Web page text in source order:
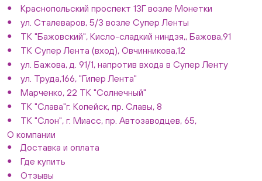
Краснопольский проспект 13Г возле Монетки
ул. Сталеваров, 5/3 возле Супер Ленты
ТК "Бажовский", Кисло-сладкий ниндзя,, Бажова,91
ТК Супер Лента (вход), Овчинникова,12
ул. Бажова, д. 91/1, напротив входа в Супер Ленту
ул. Труда,166, "Гипер Лента"
Марченко, 22 ТК "Солнечный"
ТК "Слава"г. Копейск, пр. Славы, 8
ТК "Слон", г. Миасс, пр. Автозаводцев, 65,
О компании
Доставка и оплата
Где купить
Отзывы